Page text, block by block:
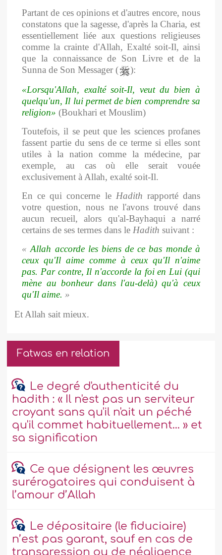
Partant de ces opinions et d'autres encore, nous
constatons que la sagesse, d'après la Charia, est
essentiellement liée aux questions religieuses
comme la crainte d'Allah, Exalté soit-Il, ainsi
que la connaissance de Son Livre et de la
Sunna de Son Messager (
):
«Lorsqu'Allah, exalté soit-Il, veut du bien à
quelqu'un, Il lui permet de bien comprendre sa
religion» (Boukhari et Mouslim)
Toutefois, il se peut que les sciences profanes
fassent partie du sens de ce terme si elles sont
utiles à la nation comme la médecine, par
exemple, au cas où elle serait vouée
exclusivement à Allah, exalté soit-Il.
En ce qui concerne le Hadith rapporté dans
votre question, nous ne l'avons trouvé dans
aucun recueil, alors qu'al-Bayhaqui a narré
certains de ses termes dans le Hadith suivant :
« Allah accorde les biens de ce bas monde à
ceux qu'Il aime comme à ceux qu'Il n'aime
pas. Par contre, Il n'accorde la foi en Lui (qui
mène au bonheur dans l'au-delà) qu'à ceux
qu'Il aime. »
Et Allah sait mieux.
Fatwas en relation
Le degré d'authenticité du
hadith : « Il n'est pas un serviteur
croyant sans qu'il n'ait un péché
qu'il commet habituellement... » et
sa signification
Ce que désignent les œuvres
surérogatoires qui conduisent à
l’amour d’Allah
Le dépositaire (le fiduciaire)
n’est pas garant, sauf en cas de
transgression ou de négligence